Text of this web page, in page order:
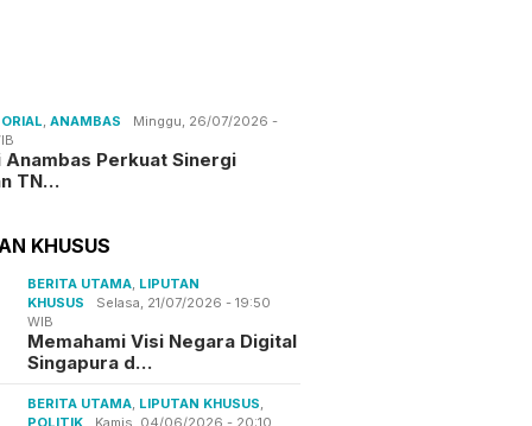
,ANAMBAS
Minggu, 26/07/2026 -
Anambas Perkuat Sinergi
TN…
KHUSUS
BERITA UTAMA LIPUTAN
KHUSUS
Selasa, 21/07/2026 - 19:50
WIB
Memahami Visi Negara Digital
Singapura d…
BERITA UTAMA LIPUTAN KHUSUS
POLITIK
Kamis, 04/06/2026 - 20:10